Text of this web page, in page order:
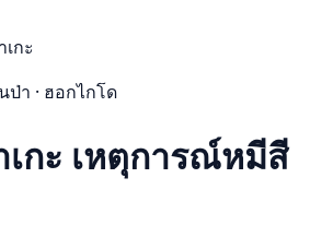
กะ
ป่า · ฮอกไกโด
เกะ เหตุการณ์หมีสี